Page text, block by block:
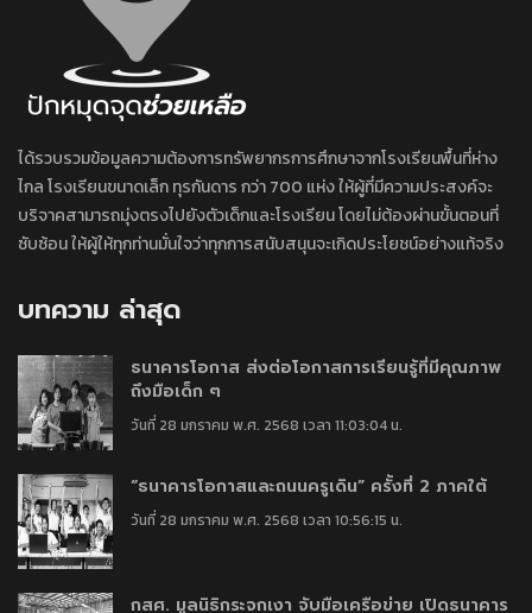
ได้รวบรวมข้อมูลความต้องการทรัพยากรการศึกษาจากโรงเรียนพื้นที่ห่าง
ไกล โรงเรียนขนาดเล็ก ทุรกันดาร กว่า 700 แห่ง ให้ผู้ที่มีความประสงค์จะ
บริจาคสามารถมุ่งตรงไปยังตัวเด็กและโรงเรียน โดยไม่ต้องผ่านขั้นตอนที่
ซับซ้อน ให้ผู้ให้ทุกท่านมั่นใจว่าทุกการสนับสนุนจะเกิดประโยชน์อย่างแท้จริง
บทความ ล่าสุด
ธนาคารโอกาส ส่งต่อโอกาสการเรียนรู้ที่มีคุณภาพ
ถึงมือเด็ก ๆ
วันที่ 28 มกราคม พ.ศ. 2568 เวลา 11:03:04 น.
“ธนาคารโอกาสและถนนครูเดิน” ครั้งที่ 2 ภาคใต้
วันที่ 28 มกราคม พ.ศ. 2568 เวลา 10:56:15 น.
กสศ. มูลนิธิกระจกเงา จับมือเครือข่าย เปิดธนาคาร